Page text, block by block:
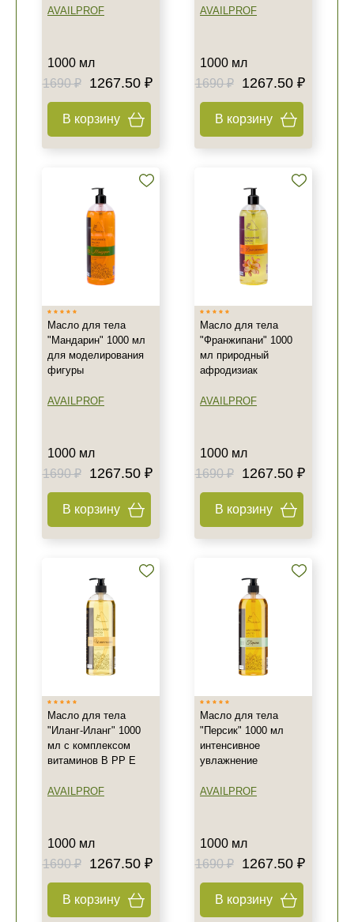
AVAILPROF
1000 мл
1690 ₽
1267.50 ₽
В корзину
AVAILPROF
1000 мл
1690 ₽
1267.50 ₽
В корзину
Масло для тела
"Мандарин" 1000 мл
для моделирования
фигуры
AVAILPROF
1000 мл
1690 ₽
1267.50 ₽
В корзину
Масло для тела
"Франжипани" 1000
мл природный
афродизиак
AVAILPROF
1000 мл
1690 ₽
1267.50 ₽
В корзину
Масло для тела
"Иланг-Иланг" 1000
мл с комплексом
витаминов B PP E
AVAILPROF
1000 мл
1690 ₽
1267.50 ₽
В корзину
Масло для тела
"Персик" 1000 мл
интенсивное
увлажнение
AVAILPROF
1000 мл
1690 ₽
1267.50 ₽
В корзину
+7 (495) 640-58-89